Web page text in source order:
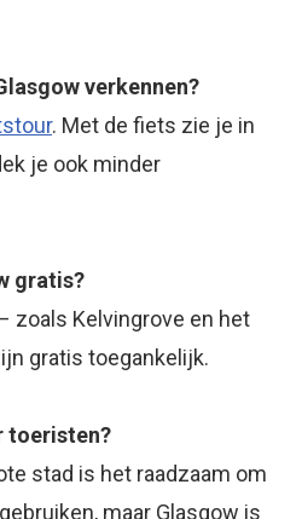
verkennen?
. Met de fiets zie je in
je ook minder
gratis?
zoals Kelvingrove en het
gratis toegankelijk.
toeristen?
stad is het raadzaam om
maar Glasgow is